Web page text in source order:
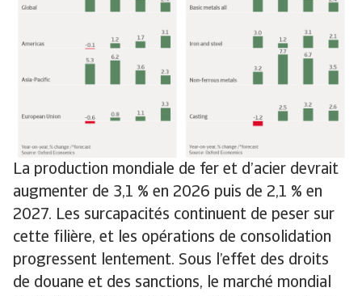
La production mondiale de fer et d’acier devrait
augmenter de 3,1 % en 2026 puis de 2,1 % en
2027. Les surcapacités continuent de peser sur
cette filière, et les opérations de consolidation
progressent lentement. Sous l’effet des droits
de douane et des sanctions, le marché mondial